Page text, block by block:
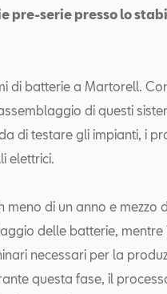
pre-serie presso lo
di batterie a Martorell.
di questi
di testare gli impianti, i
elettrici.
di un anno e mezzo
delle batterie, mentre
necessari per la
questa fase, il